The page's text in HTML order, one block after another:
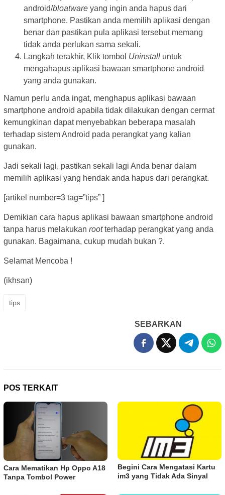
android/bloatware yang ingin anda hapus dari
smartphone. Pastikan anda memilih aplikasi dengan
benar dan pastikan pula aplikasi tersebut memang
tidak anda perlukan sama sekali.
Langkah terakhir, Klik tombol Uninstall untuk
mengahapus aplikasi bawaan smartphone android
yang anda gunakan.
Namun perlu anda ingat, menghapus aplikasi bawaan
smartphone android apabila tidak dilakukan dengan cermat
kemungkinan dapat menyebabkan beberapa masalah
terhadap sistem Android pada perangkat yang kalian
gunakan.
Jadi sekali lagi, pastikan sekali lagi Anda benar dalam
memilih aplikasi yang hendak anda hapus dari perangkat.
[artikel number=3 tag=”tips” ]
Demikian cara hapus aplikasi bawaan smartphone android
tanpa harus melakukan rootterhadap perangkat yang anda
gunakan. Bagaimana, cukup mudah bukan ?.
Selamat Mencoba !
(ikhsan)
tips
SEBARKAN
POS TERKAIT
Cara Mematikan Hp Oppo A18
Tanpa Tombol Power
Begini Cara Mengatasi Kartu
im3 yang Tidak Ada Sinyal